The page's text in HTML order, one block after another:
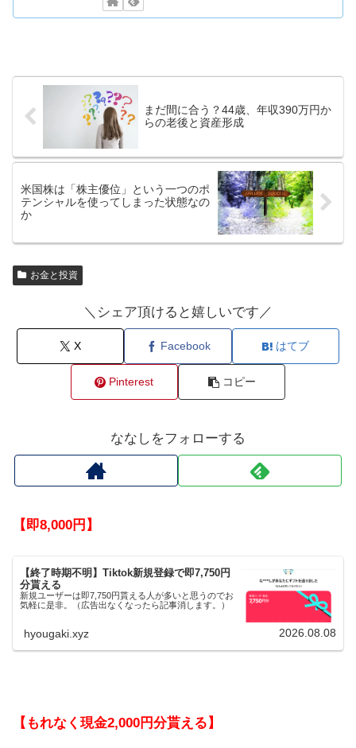
まだ間に合う？44歳、年収390万円か
らの老後と資産形成
米国株は「株主優位」という一つのポ
テンシャルを使ってしまった状態なの
か
お金と投資
＼シェア頂けると嬉しいです／
X Facebook はてブ
Pinterest コピー
ななしをフォローする
【即8,000円】
【終了時期不明】Tiktok新規登録で即7,750円
分貰える
新規ユーザーは即7,750円貰える人が多いと思うのでお
気軽に是非。（広告出なくなったら記事消します。）
hyougaki.xyz 2026.08.08
【もれなく現金2,000円分貰える】